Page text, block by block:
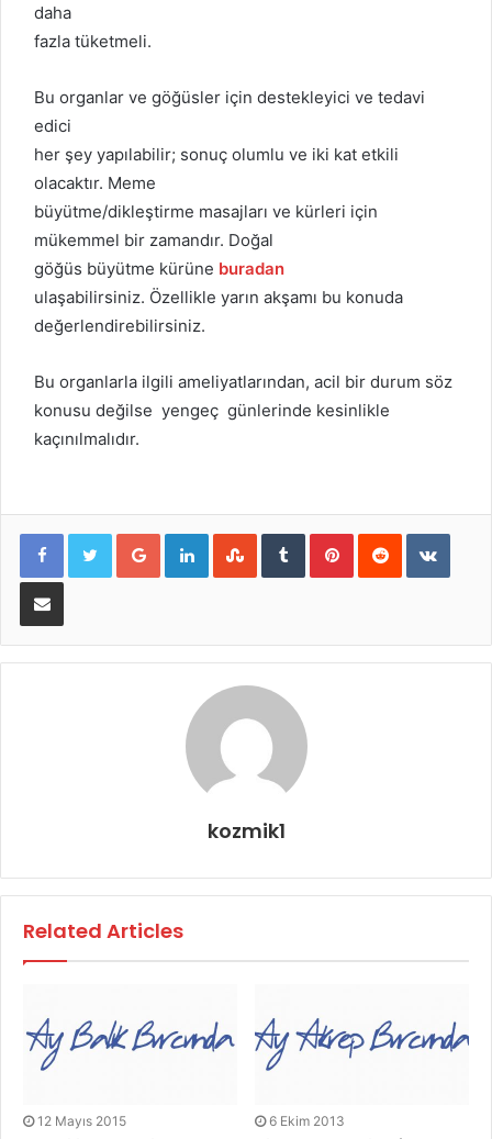
daha
fazla tüketmeli.
Bu organlar ve göğüsler için destekleyici ve tedavi
edici
her şey yapılabilir; sonuç olumlu ve iki kat etkili
olacaktır. Meme
büyütme/dikleştirme masajları ve kürleri için
mükemmel bir zamandır. Doğal
göğüs büyütme kürüne buradan
ulaşabilirsiniz. Özellikle yarın akşamı bu konuda
değerlendirebilirsiniz.
Bu organlarla ilgili ameliyatlarından, acil bir durum söz
konusu değilse yengeç günlerinde kesinlikle
kaçınılmalıdır.
Google+LinkedInStumbleUpon
TumblrPinterestReddit
E-Posta ile paylaş
kozmik1
Related Articles
12 Mayıs 2015 6 Ekim 2013